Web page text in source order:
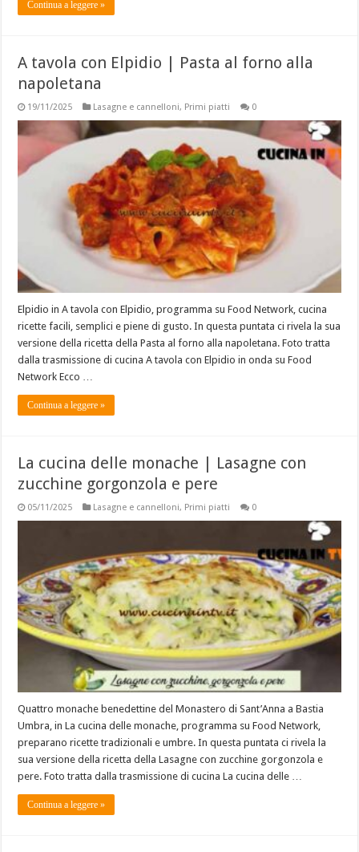
Continua a leggere »
A tavola con Elpidio | Pasta al forno alla
napoletana
19/11/2025 Lasagne e cannelloni, Primi piatti 0
Elpidio in A tavola con Elpidio, programma su Food Network, cucina
ricette facili, semplici e piene di gusto. In questa puntata ci rivela la sua
versione della ricetta della Pasta al forno alla napoletana. Foto tratta
dalla trasmissione di cucina A tavola con Elpidio in onda su Food
Network Ecco …
Continua a leggere »
La cucina delle monache | Lasagne con
zucchine gorgonzola e pere
05/11/2025 Lasagne e cannelloni, Primi piatti 0
Quattro monache benedettine del Monastero di Sant’Anna a Bastia
Umbra, in La cucina delle monache, programma su Food Network,
preparano ricette tradizionali e umbre. In questa puntata ci rivela la
sua versione della ricetta della Lasagne con zucchine gorgonzola e
pere. Foto tratta dalla trasmissione di cucina La cucina delle …
Continua a leggere »